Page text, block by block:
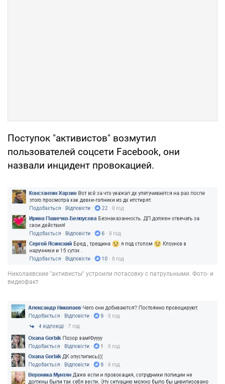
Поступок "активистов" возмутил
пользователей соцсети Facebook, они
назвали инцидент провокацией.